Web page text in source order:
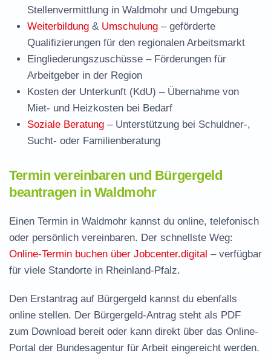
Stellenvermittlung in Waldmohr und Umgebung
Weiterbildung & Umschulung – geförderte
Qualifizierungen für den regionalen Arbeitsmarkt
Eingliederungszuschüsse – Förderungen für
Arbeitgeber in der Region
Kosten der Unterkunft (KdU) – Übernahme von
Miet- und Heizkosten bei Bedarf
Soziale Beratung – Unterstützung bei Schuldner-,
Sucht- oder Familienberatung
Termin vereinbaren und Bürgergeld
beantragen in Waldmohr
Einen Termin in Waldmohr kannst du online, telefonisch
oder persönlich vereinbaren. Der schnellste Weg:
Online-Termin buchen über Jobcenter.digital – verfügbar
für viele Standorte in Rheinland-Pfalz.
Den Erstantrag auf Bürgergeld kannst du ebenfalls
online stellen. Der Bürgergeld-Antrag steht als PDF
zum Download bereit oder kann direkt über das Online-
Portal der Bundesagentur für Arbeit eingereicht werden.